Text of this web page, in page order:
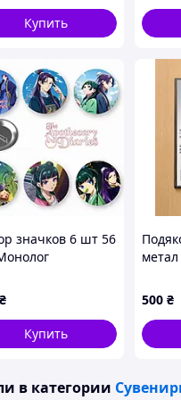
Купить
значков 6 шт 56
Diaries
₴
Купить
метал
500 ₴
в категории